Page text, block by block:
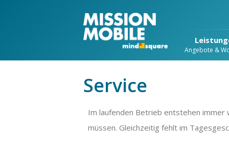
Angebote &
Service
Im laufenden Betrieb entstehen
müssen. Gleichzeitig fehlt im